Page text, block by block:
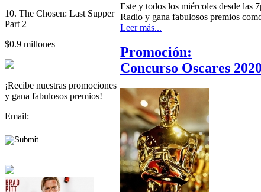
10. The Chosen: Last Supper
Part 2
$0.9 millones
¡Recibe nuestras promociones
y gana fabulosos premios!
Email:
Este y todos los miércoles desde
Radio y gana fabulosos premios
Leer más...
Promoción:
Concurso Oscares 2020